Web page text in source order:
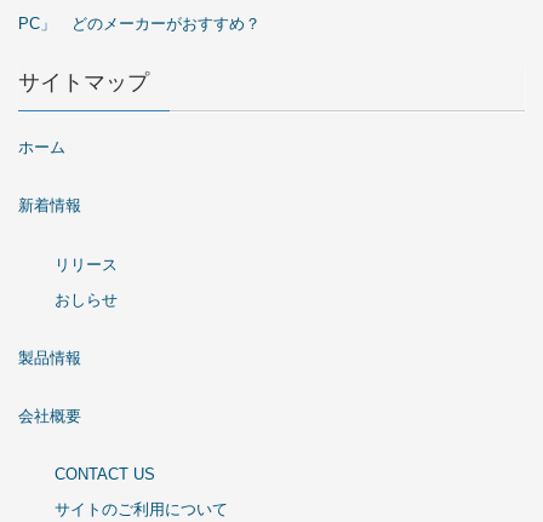
PC」 どのメーカーがおすすめ？
サイトマップ
ホーム
新着情報
リリース
おしらせ
製品情報
会社概要
CONTACT US
サイトのご利用について